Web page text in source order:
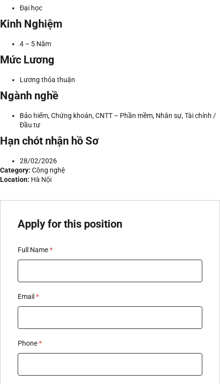
Đại học
Kinh Nghiệm
4 – 5 Năm
Mức Lương
Lương thỏa thuận
Ngành nghề
Bảo hiểm, Chứng khoán, CNTT – Phần mềm, Nhân sự, Tài chính /
Đầu tư
Hạn chót nhận hồ Sơ
28/02/2026
Category: Công nghệ
Location: Hà Nội
Apply for this position
Full Name*
Email*
Phone*